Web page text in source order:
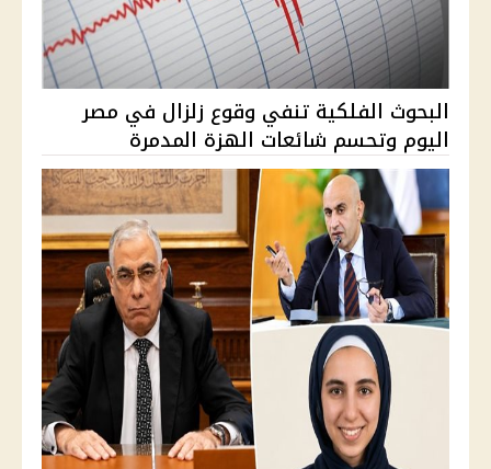
البحوث الفلكية تنفي وقوع زلزال في مصر
اليوم وتحسم شائعات الهزة المدمرة